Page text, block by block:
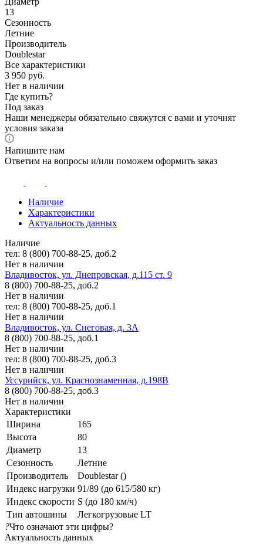
13
Сезонность
Летние
Производитель
Doublestar
Все характеристики
3 950 руб.
Нет в наличии
Где купить?
Под заказ
Наши менеджеры обязательно свяжутся с вами и уточнят
условия заказа
Напишите нам
Ответим на вопросы и/или поможем оформить заказ
Наличие
Характеристики
Актуальность данных
Наличие
тел: 8 (800) 700-88-25, доб.2
Нет в наличии
Владивосток, ул. Днепровская, д.115 ст. 9
8 (800) 700-88-25, доб.2
Нет в наличии
тел: 8 (800) 700-88-25, доб.1
Нет в наличии
Владивосток, ул. Снеговая, д. 3А
8 (800) 700-88-25, доб.1
Нет в наличии
тел: 8 (800) 700-88-25, доб.3
Нет в наличии
Уссурийск, ул. Краснознаменная, д.198В
8 (800) 700-88-25, доб.3
Нет в наличии
Характеристики
Ширина
165
Высота
80
Диаметр
13
Сезонность
Летние
Производитель
Doublestar ()
Индекс нагрузки 91/89 (до 615/580 кг)
Индекс скорости S (до 180 км/ч)
Тип автошины
Легкогрузовые LT
?Что означают эти цифры?
Актуальность данных